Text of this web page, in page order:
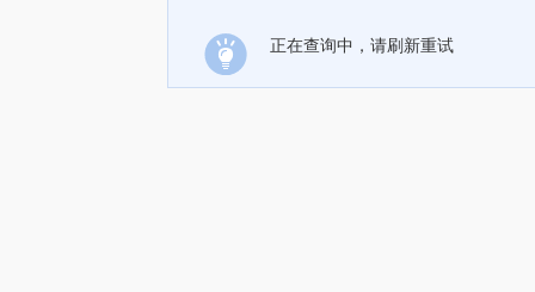
正在查询中，请刷新重试